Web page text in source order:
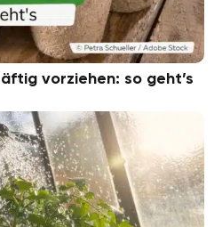
vorziehen: so geht’s